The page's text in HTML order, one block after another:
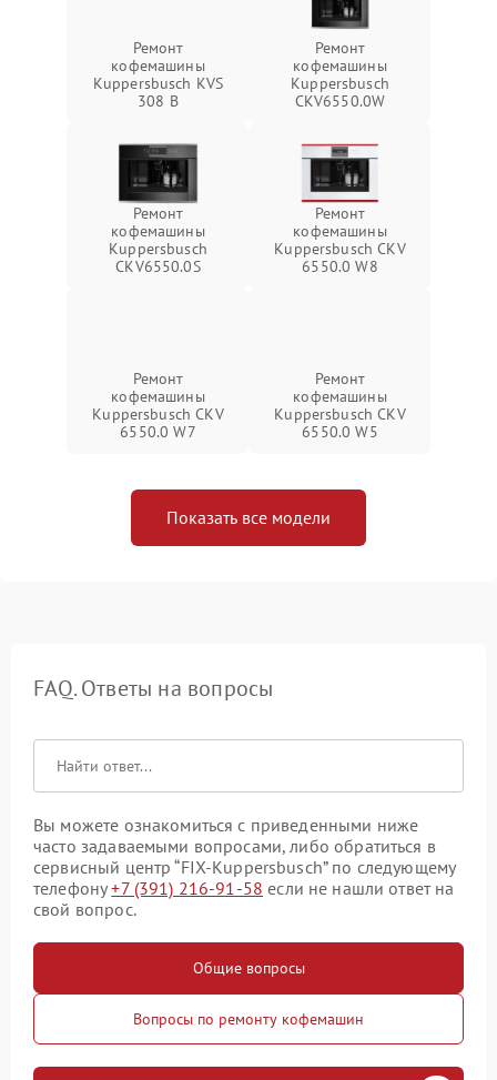
Ремонт
кофемашины
Kuppersbusch KVS
308 B
Ремонт
кофемашины
Kuppersbusch
CKV6550.0W
Ремонт
кофемашины
Kuppersbusch
CKV6550.0S
Ремонт
кофемашины
Kuppersbusch CKV
6550.0 W8
Ремонт
кофемашины
Kuppersbusch CKV
6550.0 W7
Ремонт
кофемашины
Kuppersbusch CKV
6550.0 W5
Показать все модели
FAQ. Ответы на вопросы
Вы можете ознакомиться с приведенными ниже
часто задаваемыми вопросами, либо обратиться в
сервисный центр “FIX-Kuppersbusch” по следующему
телефону+7 (391) 216-91-58 если не нашли ответ на
свой вопрос.
Общие вопросы
Вопросы по ремонту кофемашин